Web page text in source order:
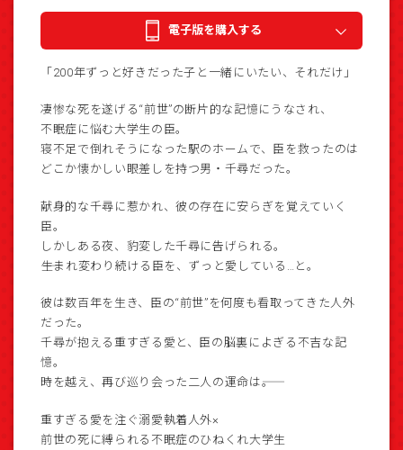
電子版を購入する
「200年ずっと好きだった子と一緒にいたい、それだけ」
凄惨な死を遂げる“前世”の断片的な記憶にうなされ、
不眠症に悩む大学生の臣。
寝不足で倒れそうになった駅のホームで、臣を救ったのは
どこか懐かしい眼差しを持つ男・千尋だった。
献身的な千尋に惹かれ、彼の存在に安らぎを覚えていく
臣。
しかしある夜、豹変した千尋に告げられる。
――生まれ変わり続ける臣を、ずっと愛している…と。
彼は数百年を生き、臣の“前世”を何度も看取ってきた人外
だった。
千尋が抱える重すぎる愛と、臣の脳裏によぎる不吉な記
憶。
時を越え、再び巡り会った二人の運命は――。
重すぎる愛を注ぐ溺愛執着人外×
前世の死に縛られる不眠症のひねくれ大学生